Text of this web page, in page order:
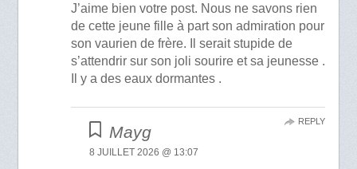
J’aime bien votre post. Nous ne savons rien
de cette jeune fille à part son admiration pour
son vaurien de frère. Il serait stupide de
s’attendrir sur son joli sourire et sa jeunesse .
Il y a des eaux dormantes .
Mayg
8 JUILLET 2026 @ 13:07
REPLY